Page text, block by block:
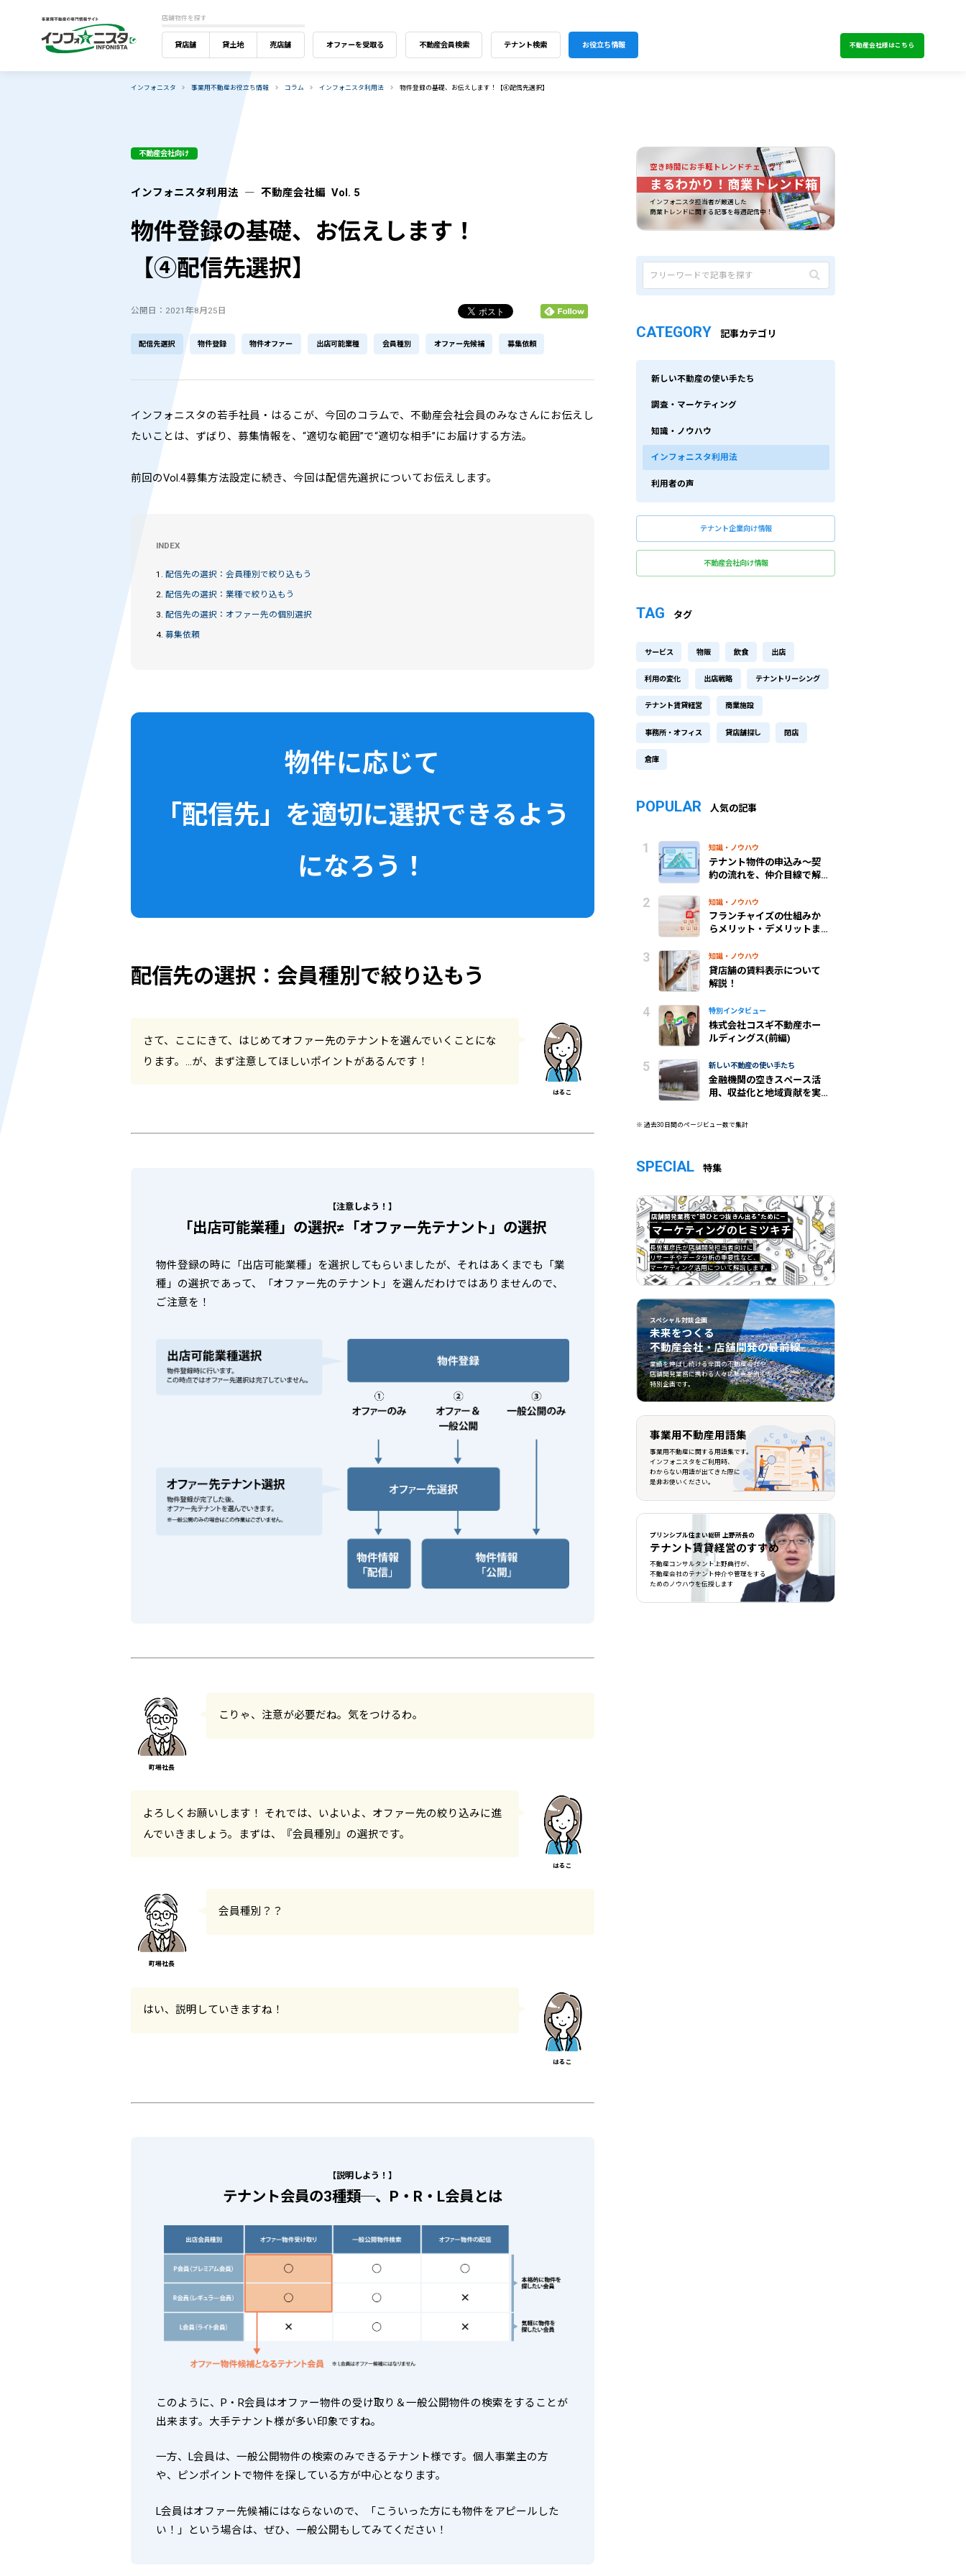
店舗物件を探す
貸店舗 貸土地 売店舗 オファーを受取る 不動産会員検索 テナント検索 お役立ち情報 不動産会社様はこちら
インフォニスタ 事業用不動産お役立ち情報 コラム インフォニスタ利用法 物件登録の基礎、お伝えします！【④配信先選択】
不動産会社向け
インフォニスタ利用法 ― 不動産会社編 Vol. 5
物件登録の基礎、お伝えします！
【④配信先選択】
公開日：2021年8月25日
配信先選択 物件登録 物件オファー 出店可能業種 会員種別 オファー先候補 募集依頼
インフォニスタの若手社員・はるこが、今回のコラムで、不動産会社会員のみなさんにお伝えし
たいことは、ずばり、募集情報を、“適切な範囲”で“適切な相手”にお届けする方法。
前回のVol.4募集方法設定に続き、今回は配信先選択についてお伝えします。
INDEX
1. 配信先の選択：会員種別で絞り込もう
2. 配信先の選択：業種で絞り込もう
3. 配信先の選択：オファー先の個別選択
4. 募集依頼
物件に応じて
「配信先」を適切に選択できるよう
になろう！
配信先の選択：会員種別で絞り込もう
さて、ここにきて、はじめてオファー先のテナントを選んでいくことにな
ります。…が、まず注意してほしいポイントがあるんです！
【注意しよう！】
「出店可能業種」の選択≠「オファー先テナント」の選択
物件登録の時に「出店可能業種」を選択してもらいましたが、それはあくまでも「業
種」の選択であって、「オファー先のテナント」を選んだわけではありませんので、
ご注意を！
こりゃ、注意が必要だね。気をつけるわ。
よろしくお願いします！ それでは、いよいよ、オファー先の絞り込みに進
んでいきましょう。まずは、『会員種別』の選択です。
会員種別？？
はい、説明していきますね！
【説明しよう！】
テナント会員の3種類─、P・R・L会員とは
このように、P・R会員はオファー物件の受け取り＆一般公開物件の検索をすることが
出来ます。大手テナント様が多い印象ですね。
一方、L会員は、一般公開物件の検索のみできるテナント様です。個人事業主の方
や、ピンポイントで物件を探している方が中心となります。
L会員はオファー先候補にはならないので、「こういった方にも物件をアピールした
い！」という場合は、ぜひ、一般公開もしてみてください！
空き時間にお手軽トレンドチェック！
まるわかり！商業トレンド箱
インフォ二スタ担当者が厳選した
商業トレンドに関する記事を毎週配信中！
CATEGORY 記事カテゴリ
新しい不動産の使い手たち
調査・マーケティング
知識・ノウハウ
インフォニスタ利用法
利用者の声
テナント企業向け情報
不動産会社向け情報
TAG タグ
サービス 物販 飲食 出店
利用の変化 出店戦略 テナントリーシング
テナント賃貸経営 商業施設
事務所・オフィス 貸店舗探し 閉店
倉庫
POPULAR 人気の記事
知識・ノウハウ
テナント物件の申込み～契
約の流れを、仲介目線で解
知識・ノウハウ
フランチャイズの仕組みか
らメリット・デメリットま
知識・ノウハウ
貸店舗の賃料表示について
解説！
特別インタビュー
株式会社コスギ不動産ホー
ルディングス(前編)
新しい不動産の使い手たち
金融機関の空きスペース活
用、収益化と地域貢献を実
※ 過去30日間のページビュー数で集計
SPECIAL 特集
店舗開発業務で”頭ひとつ抜きん出る”ために—
マーケティングのヒミツキチ
長曽雅彦氏が店舗開発担当者向けに
リサーチやデータ分析の重要性など、
マーケティング活用について解説します。
マーケティングのヒミツキチ">
スペシャル対談企画
未来をつくる
不動産会社・店舗開発の最前線
業績を伸ばし続ける全国の不動産会社や
店舗開発業務に携わる人々に焦点を当てた
特別企画です。
不動産会社・店舗開発の最前線">
事業用不動産用語集
事業用不動産に関する用語集です。
インフォニスタをご利用時、
わからない用語が出てきた際に
是非お使いください。
プリンシプル住まい総研 上野所長の
テナント賃貸経営のすすめ
不動産コンサルタント上野典行が、
不動産会社のテナント仲介や管理をする
ためのノウハウを伝授します